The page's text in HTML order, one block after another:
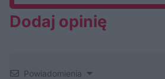
Dodaj opinię
Powiadomienia